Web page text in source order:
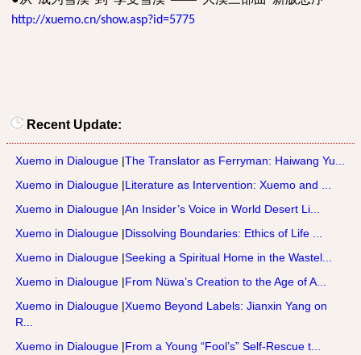
http://xuemo.cn/show.asp?id=5775
Recent Update:
Xuemo in Dialougue |The Translator as Ferryman: Haiwang Yu...
Xuemo in Dialougue |Literature as Intervention: Xuemo and ...
Xuemo in Dialougue |An Insider’s Voice in World Desert Li...
Xuemo in Dialougue |Dissolving Boundaries: Ethics of Life ...
Xuemo in Dialougue |Seeking a Spiritual Home in the Wastel...
Xuemo in Dialougue |From Nüwa’s Creation to the Age of A...
Xuemo in Dialougue |Xuemo Beyond Labels: Jianxin Yang on
R...
Xuemo in Dialougue |From a Young “Fool’s” Self-Rescue t...